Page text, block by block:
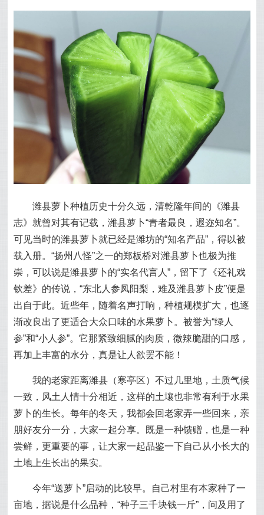
潍县萝卜种植历史十分久远，清乾隆年间的《潍县
志》就曾对其有记载，潍县萝卜“青者最良，遐迩知名”。
可见当时的潍县萝卜就已经是潍坊的“知名产品”，得以被
载入册。“扬州八怪”之一的郑板桥对潍县萝卜也极为推
崇，可以说是潍县萝卜的“实名代言人”，留下了《还礼戏
钦差》的传说，“东北人参凤阳梨，难及潍县萝卜皮”便是
出自于此。近些年，随着名声打响，种植规模扩大，也逐
渐改良出了更适合大众口味的水果萝卜。被誉为“绿人
参”和“小人参”。它那紧致细腻的肉质，微辣脆甜的口感，
再加上丰富的水分，真是让人欲罢不能！
我的老家距离潍县（寒亭区）不过几里地，土质气候
一致，风土人情十分相近，这样的土壤也非常有利于水果
萝卜的生长。每年的冬天，我都会回老家弄一些回来，亲
朋好友分一分，大家一起分享。既是一种馈赠，也是一种
尝鲜，更重要的事，让大家一起品鉴一下自己从小长大的
土地上生长出的果实。
今年“送萝卜”启动的比较早。自己村里有本家种了一
亩地，据说是什么品种，“种子三千块钱一斤”，问及用了